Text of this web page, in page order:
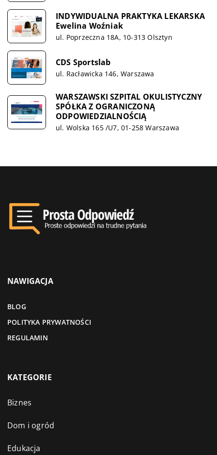
INDYWIDUALNA PRAKTYKA LEKARSKA
Ewelina Woźniak
ul. Poprzeczna 18A, 10-313 Olsztyn
CDS Sportslab
ul. Racławicka 146, Warszawa
WARSZAWSKI SZPITAL OKULISTYCZNY
SPÓŁKA Z OGRANICZONĄ
ODPOWIEDZIALNOŚCIĄ
ul. Wolska 165 /U7, 01-258 Warszawa
NAWIGACJA
BLOG
POLITYKA PRYWATNOŚCI
REGULAMIN
KATEGORIE
Biznes
Dom i ogród
Edukacja